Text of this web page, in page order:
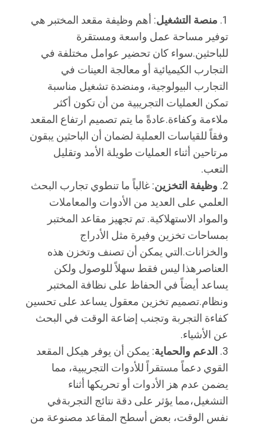
الموقع
سياسة
الخصوصية
منصة التشغيل: أهم وظيفة مقعد المختبر هي
توفير مساحة عمل واسعة ومستقرة
للباحثين.سواء كان تحضير عوامل مختلفة في
التجارب الكيميائية أو معالجة العينات في
التجارب البيولوجية، ومنضدة تشغيل مناسبة
تمكن العمليات التجريبية من أن تكون أكثر
ملاءمة وكفاءة.عادةً ما يتم تصميم ارتفاع المقعد
وفقاً للقياسات العملية لضمان أن الباحثين يبقون
مرتاحين أثناء العمليات طويلة الأمد وتقليل
التعب.
وظيفة التخزين: غالباً ما تنطوي تجارب البحث
العلمي على العديد من الأدوات والمعاملات
والمواد الاستهلاكية. تم تجهيز مقاعد المختبر
بمساحات تخزين وفيرة مثل الأدراج
والخزانات.التي يمكن أن تصنف وتخزن هذه
العناصرهذا ليس فقط سهلاً للوصول ولكن
يساعد أيضاً في الحفاظ على نظافة المختبر
ونظام.تصميم تخزين معقول يساعد على تحسين
كفاءة التجربة وتجنب إضاعة الوقت في البحث
عن الأشياء.
الدعم والحماية: يمكن أن يوفر هيكل المقعد
القوي دعماً مستقراً للأدوات التجريبية، مما
يضمن عدم هز الأدوات أو تحريكها أثناء
التشغيل،مما يؤثر على دقة نتائج التجربةفي
نفس الوقت، بعض أسطح المقاعد مصنوعة من